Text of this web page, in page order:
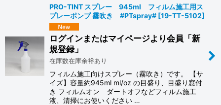
PRO-TINT スプレー 945ml フィルム施工用ス
プレーポンプ 霧吹き #PTspray# [19-TT-5102]
ログインまたはマイページより会員「新
規登録」
在庫数在庫余裕あり
フィルム施工向けスプレー（霧吹き）です。 【サ
イズ】容量約945ml ml/oz の目盛り、目盛り窓付
き フィルムオン ダートオフなどフィルム施工
液、清掃にお使いください …